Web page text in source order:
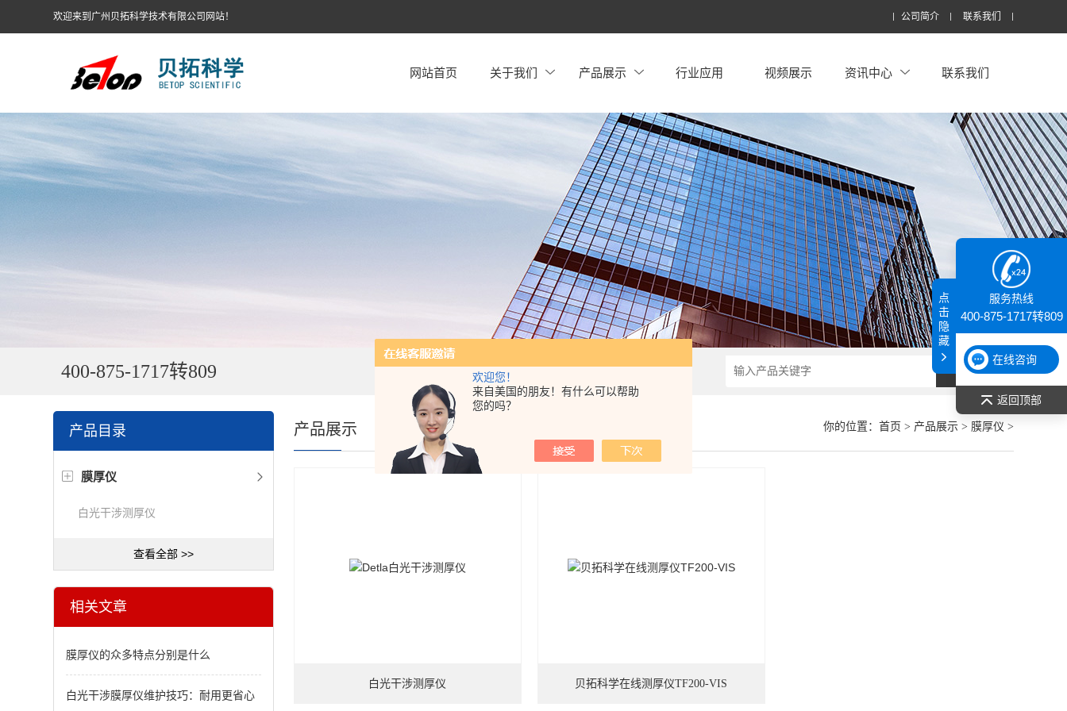
欢迎您！
来自美国的朋友！有什么可以帮助
您的吗？
欢迎来到广州贝拓科学技术有限公司网站！ 公司简介 联系我们
网站首页 关于我们 产品展示 行业应用 视频展示 资讯中心 联系我们
400-875-1717转809
产品目录
膜厚仪
白光干涉测厚仪
查看全部 >>
相关文章
膜厚仪的众多特点分别是什么
白光干涉膜厚仪维护技巧：耐用更省心
你的位置： 首页 > 产品展示> 膜厚仪 >
产品展示
白光干涉测厚仪 贝拓科学在线测厚仪TF200-VIS
服务热线
400-875-1717转809
在线咨询
返回顶部
点
击
隐
藏